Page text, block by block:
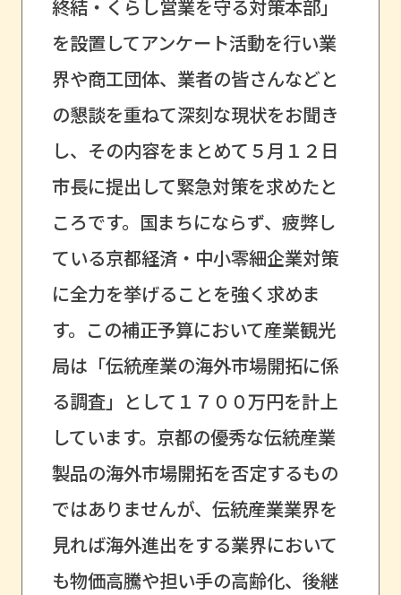
終結・くらし営業を守る対策本部」
を設置してアンケート活動を行い業
界や商工団体、業者の皆さんなどと
の懇談を重ねて深刻な現状をお聞き
し、その内容をまとめて５月１２日
市長に提出して緊急対策を求めたと
ころです。国まちにならず、疲弊し
ている京都経済・中小零細企業対策
に全力を挙げることを強く求めま
す。この補正予算において産業観光
局は「伝統産業の海外市場開拓に係
る調査」として１７００万円を計上
しています。京都の優秀な伝統産業
製品の海外市場開拓を否定するもの
ではありませんが、伝統産業業界を
見れば海外進出をする業界において
も物価高騰や担い手の高齢化、後継